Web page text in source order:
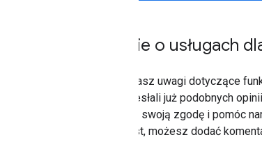
Opinie o usługach
Jeśli masz uwagi dotyczące
nie przesłali już podobnych
wyrazić swoją zgodę i pomóc
kontekst, możesz dodać